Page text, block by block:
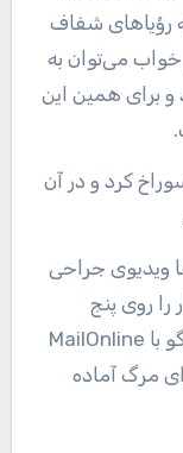
رؤیاهای شفاف
خواب می‌توان به
و برای همین این
ویدیوی جراحی
را روی پنج
گوسفند آزمایش کرده بود. او در گفت‌وگو با MailOnline
مرگ آماده